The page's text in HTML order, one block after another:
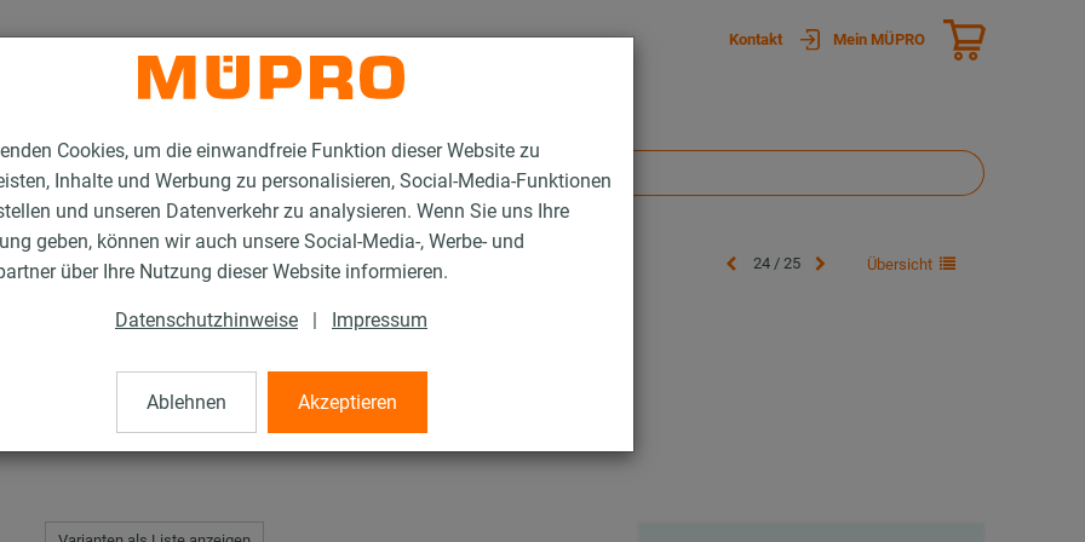
Cookies, um die einwandfreie Funktion dieser Website zu
Inhalte und Werbung zu personalisieren, Social-Media-Funktionen
und unseren Datenverkehr zu analysieren. Wenn Sie uns Ihre
geben, können wir auch unsere Social-Media-, Werbe- und
über Ihre Nutzung dieser Website informieren.
Datenschutzhinweise | Impressum
Ablehnen Akzeptieren
Kontakt Mein MÜPRO
und Zubehör für die Schwerlastbefestigung Rundstahlbügel DIN 3570 24 / 25 Übersicht
3570